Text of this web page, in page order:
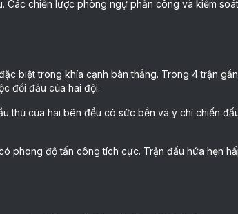
Các chiến lược phòng ngự phản công và kiểm soát
biệt trong khía cạnh bàn thắng. Trong 4 trận gần
đối đầu của hai đội.
thủ của hai bên đều có sức bền và ý chí chiến
phong độ tấn công tích cực. Trận đấu hứa hẹn